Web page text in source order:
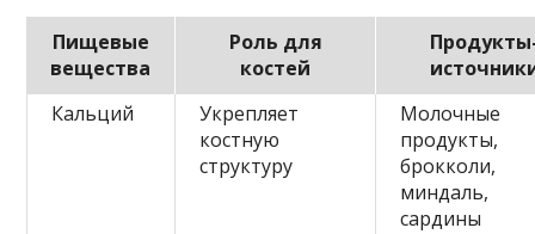
Пищевые
вещества
Роль для
костей
Кальций
Укрепляет
костную
структуру
Молочные
продукты,
брокколи,
миндаль,
сардины